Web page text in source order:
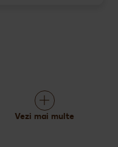
Vezi mai multe